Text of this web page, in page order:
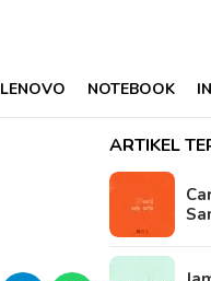
LENOVO NOTEBOOK
ARTIKEL